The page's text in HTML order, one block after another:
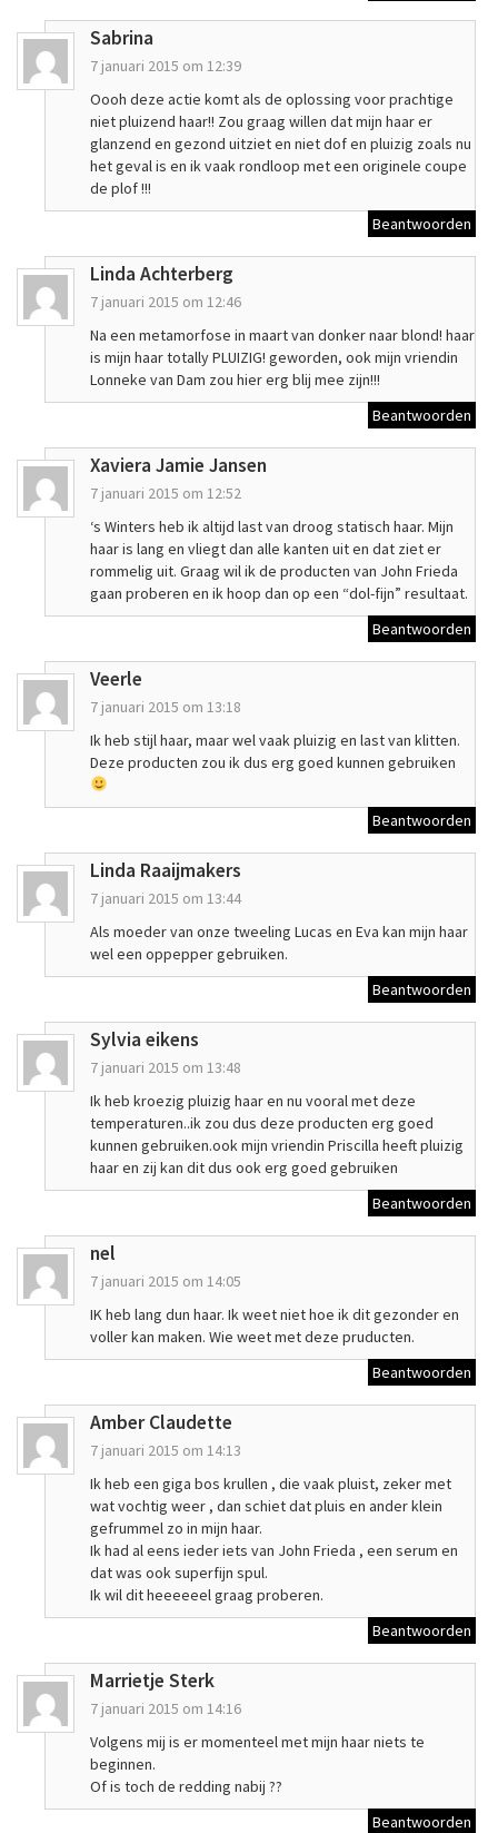
Sabrina
7 januari 2015 om 12:39
Oooh deze actie komt als de oplossing voor prachtige
niet pluizend haar!! Zou graag willen dat mijn haar er
glanzend en gezond uitziet en niet dof en pluizig zoals nu
het geval is en ik vaak rondloop met een originele coupe
de plof !!!
Beantwoorden
Linda Achterberg
7 januari 2015 om 12:46
Na een metamorfose in maart van donker naar blond! haar
is mijn haar totally PLUIZIG! geworden, ook mijn vriendin
Lonneke van Dam zou hier erg blij mee zijn!!!
Beantwoorden
Xaviera Jamie Jansen
7 januari 2015 om 12:52
‘s Winters heb ik altijd last van droog statisch haar. Mijn
haar is lang en vliegt dan alle kanten uit en dat ziet er
rommelig uit. Graag wil ik de producten van John Frieda
gaan proberen en ik hoop dan op een “dol-fijn” resultaat.
Beantwoorden
Veerle
7 januari 2015 om 13:18
Ik heb stijl haar, maar wel vaak pluizig en last van klitten.
Deze producten zou ik dus erg goed kunnen gebruiken
Beantwoorden
Linda Raaijmakers
7 januari 2015 om 13:44
Als moeder van onze tweeling Lucas en Eva kan mijn haar
wel een oppepper gebruiken.
Beantwoorden
Sylvia eikens
7 januari 2015 om 13:48
Ik heb kroezig pluizig haar en nu vooral met deze
temperaturen..ik zou dus deze producten erg goed
kunnen gebruiken.ook mijn vriendin Priscilla heeft pluizig
haar en zij kan dit dus ook erg goed gebruiken
Beantwoorden
nel
7 januari 2015 om 14:05
IK heb lang dun haar. Ik weet niet hoe ik dit gezonder en
voller kan maken. Wie weet met deze pruducten.
Beantwoorden
Amber Claudette
7 januari 2015 om 14:13
Ik heb een giga bos krullen , die vaak pluist, zeker met
wat vochtig weer , dan schiet dat pluis en ander klein
gefrummel zo in mijn haar.
Ik had al eens ieder iets van John Frieda , een serum en
dat was ook superfijn spul.
Ik wil dit heeeeeel graag proberen.
Beantwoorden
Marrietje Sterk
7 januari 2015 om 14:16
Volgens mij is er momenteel met mijn haar niets te
beginnen.
Of is toch de redding nabij ??
Beantwoorden